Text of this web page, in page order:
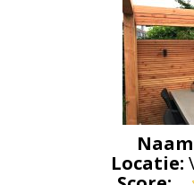
Locatie: